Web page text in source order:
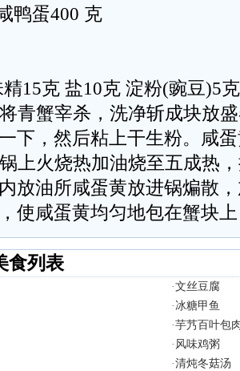
鸭蛋400 克
15克 盐10克 淀粉(豌豆)5
青蟹宰杀，洗净斩成块放
下，然后粘上干生粉。咸
上火烧热加油烧至五成热
放油所咸蛋黄放进锅煸散
使咸蛋黄均匀地包在蟹块
食列表
·文丝豆腐
·冰糖甲鱼
·芋艿百叶包
· 风味鸡粥
·清炖冬菇汤